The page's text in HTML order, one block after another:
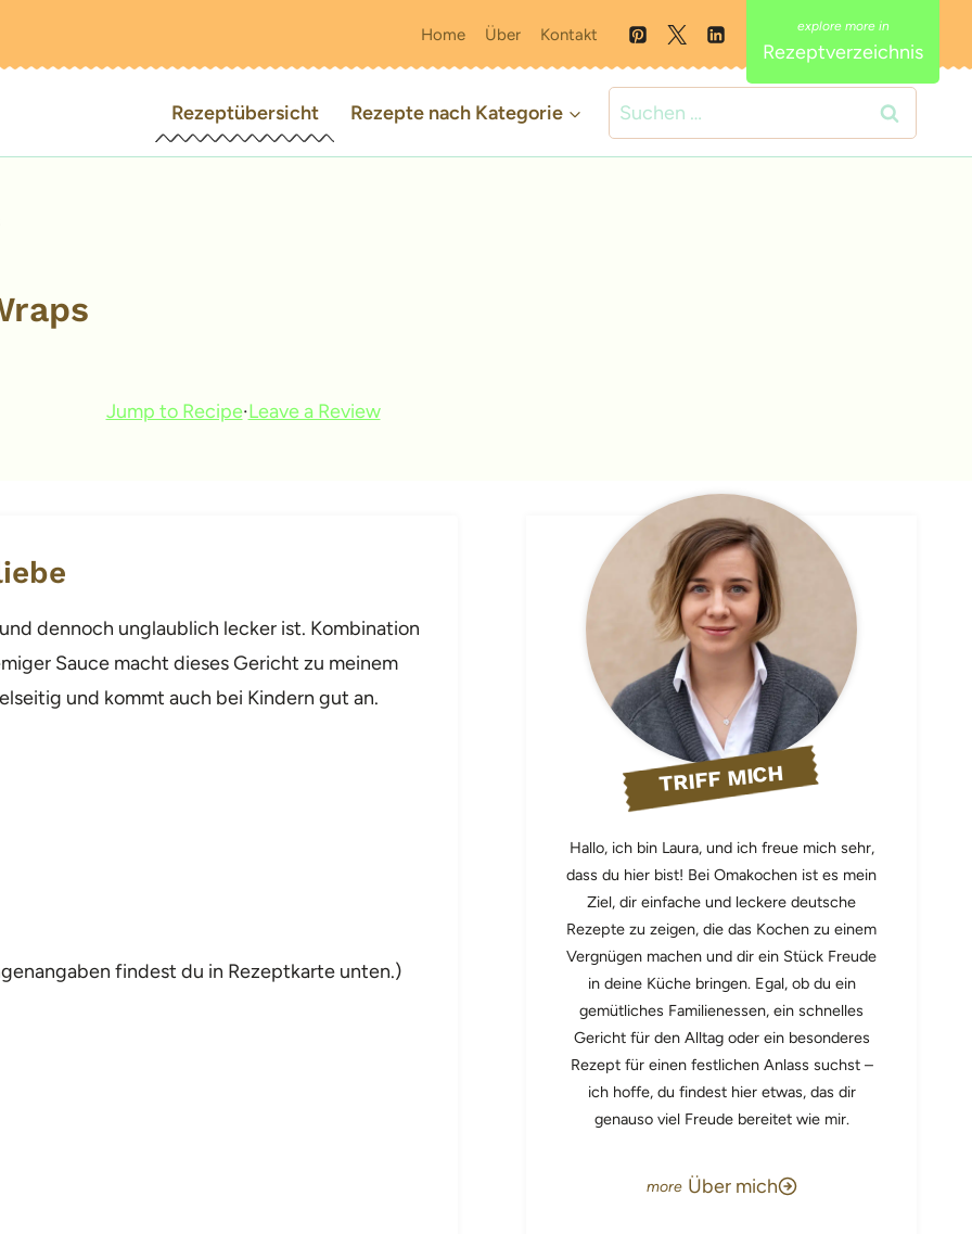
Home Über Kontakt
Rezeptverzeichnis
Rezeptübersicht Rezepte nach Kategorie
Suchen
nach:
Jump to Recipe·Leave a Review
dennoch unglaublich lecker ist. Kombination
Sauce macht dieses Gericht zu meinem
und kommt auch bei Kindern gut an.
findest du in Rezeptkarte unten.)
TRIFF MICH
Hallo, ich bin Laura, und ich freue mich sehr,
dass du hier bist! Bei Omakochen ist es mein
Ziel, dir einfache und leckere deutsche
Rezepte zu zeigen, die das Kochen zu einem
Vergnügen machen und dir ein Stück Freude
in deine Küche bringen. Egal, ob du ein
gemütliches Familienessen, ein schnelles
Gericht für den Alltag oder ein besonderes
Rezept für einen festlichen Anlass suchst –
ich hoffe, du findest hier etwas, das dir
genauso viel Freude bereitet wie mir.
Über mich